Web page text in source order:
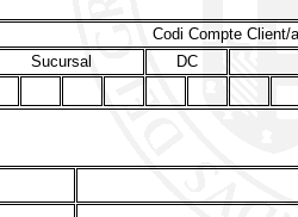
Codi Compte Client/a
Sucursal DC